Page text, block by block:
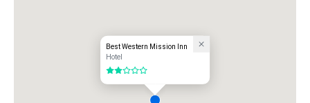
Best Western Mission Inn
Hotel
2 von 5